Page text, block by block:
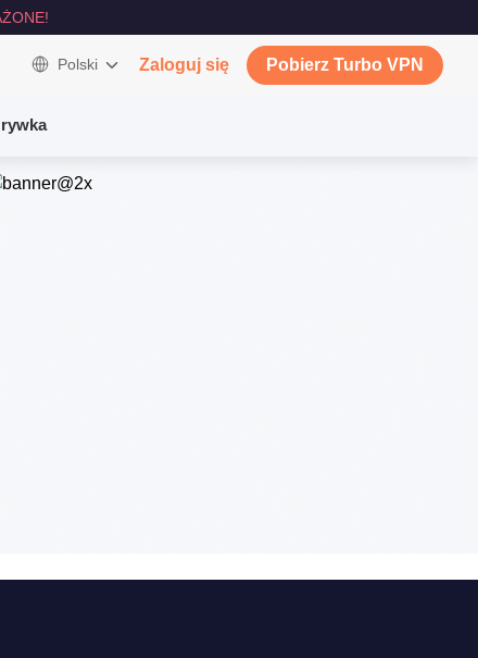
Polski Zaloguj się Pobierz Turbo VPN